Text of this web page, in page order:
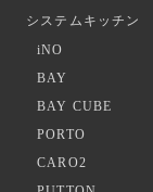
システムキッチン
iNO
BAY
BAY CUBE
PORTO
CARO2